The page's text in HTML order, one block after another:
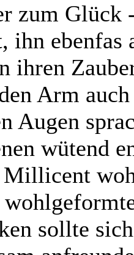
zum Glück
ebenfas
ihren
Arm
Augen
wütend
sollte